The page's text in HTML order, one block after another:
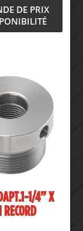
DE PRIX
1/4” X